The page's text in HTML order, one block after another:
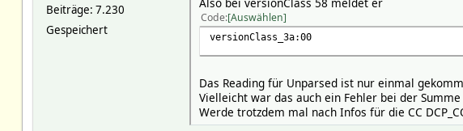
Beiträge: 7.230
Gespeichert
Code Auswählen
versionClass_3a:00
Das Reading für Unparsed ist nur einmal
Vielleicht war das auch ein Fehler bei der Summe
Werde trotzdem mal nach Infos für die CC